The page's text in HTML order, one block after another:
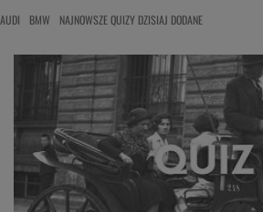
AUDI BMW NAJNOWSZE QUIZY DZISIAJ DODANE